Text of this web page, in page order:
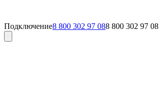
Подключение8 800 302 97 088 800 302 97 08